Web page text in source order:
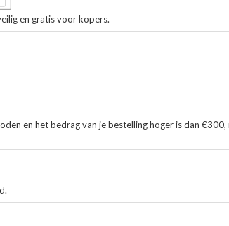
en gratis voor kopers.
en het bedrag van je bestelling hoger is dan